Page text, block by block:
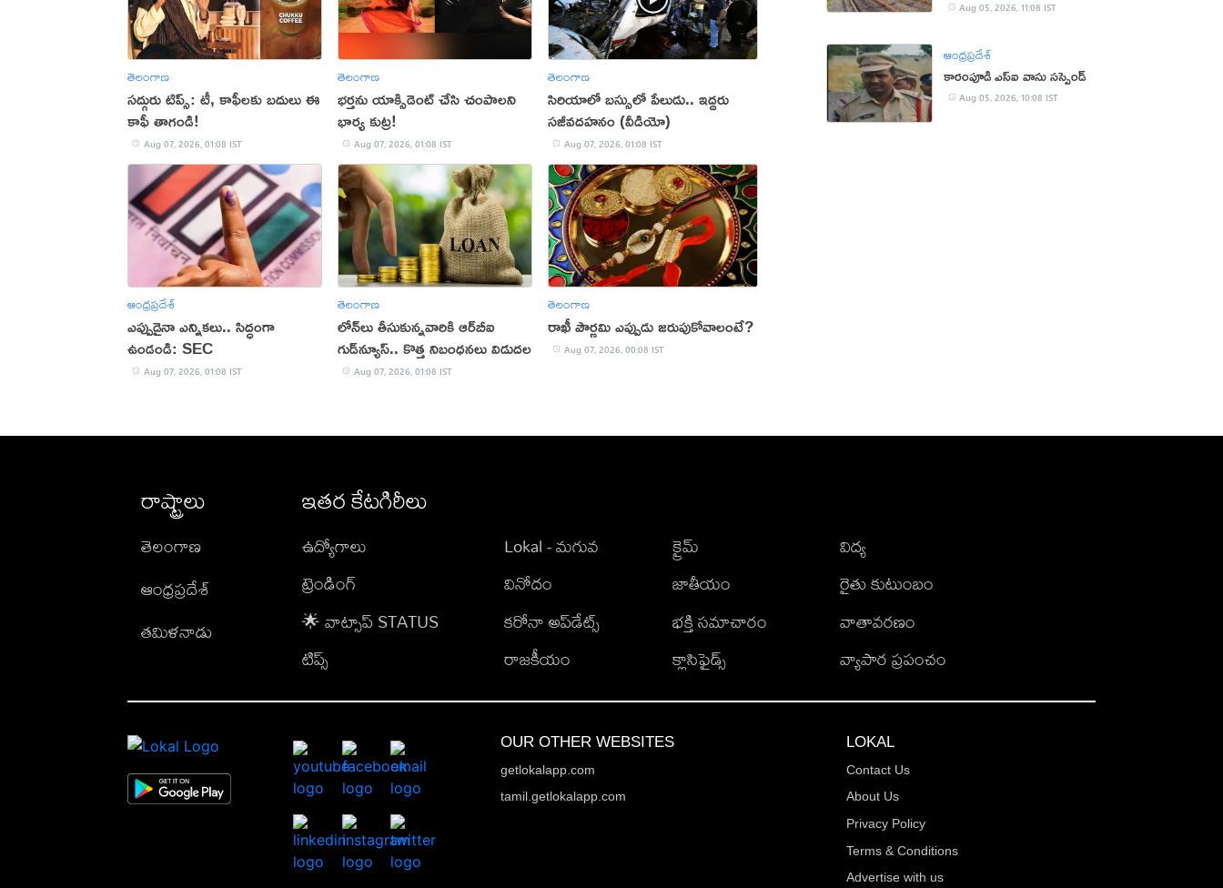
తెలంగాణ
సద్గురు టిప్స్: టీ, కాఫీలకు బదులు ఈ
కాఫీ తాగండి!
Aug 07, 2026, 01:08 IST
తెలంగాణ
భర్తను యాక్సిడెంట్‌ చేసి చంపాలని
భార్య కుట్ర!
Aug 07, 2026, 01:08 IST
తెలంగాణ
సిరియాలో బస్సులో పేలుడు.. ఇద్దరు
సజీవదహనం (వీడియో)
Aug 07, 2026, 01:08 IST
ఆంధ్రప్రదేశ్
ఎప్పుడైనా ఎన్నికలు.. సిద్ధంగా
ఉండండి: SEC
Aug 07, 2026, 01:08 IST
తెలంగాణ
లోన్‌లు తీసుకున్నవారికి ఆర్‌బీఐ
గుడ్‌న్యూస్.. కొత్త నిబంధనలు విడుదల
Aug 07, 2026, 01:08 IST
తెలంగాణ
రాఖీ పౌర్ణమి ఎప్పుడు జరుపుకోవాలంటే?
Aug 07, 2026, 00:08 IST
Aug 05, 2026, 11:08 IST
ఆంధ్రప్రదేశ్
కారంపూడి ఎస్ఐ వాసు స‌స్పెండ్‌
Aug 05, 2026, 10:08 IST
రాష్ట్రాలు
తెలంగాణ
ఆంధ్రప్రదేశ్
తమిళనాడు
ఇతర కేటగిరీలు
ఉద్యోగాలు
ట్రెండింగ్
🌟 వాట్సాప్ STATUS
టిప్స్
Lokal - మగువ
వినోదం
కరోనా అప్‌డేట్స్
రాజకీయం
క్రైమ్
జాతీయం
భక్తి సమాచారం
క్లాసిఫైడ్స్
విద్య
రైతు కుటుంబం
వాతావరణం
వ్యాపార ప్రపంచం
OUR OTHER WEBSITES
getlokalapp.com
tamil.getlokalapp.com
LOKAL
Contact Us
About Us
Privacy Policy
Terms & Conditions
Advertise with us